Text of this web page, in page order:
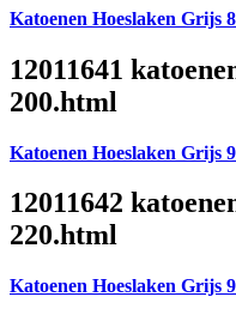
Katoenen Hoeslaken Grijs
12011641
200.html
Katoenen Hoeslaken Grijs
12011642
220.html
Katoenen Hoeslaken Grijs